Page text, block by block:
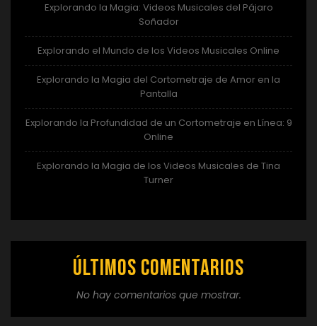
Explorando la Magia: Videos Musicales del Pájaro
Soñador
Explorando el Mundo de los Videos Musicales Online
Explorando la Magia del Cortometraje de Amor en la
Pantalla
Explorando la Profundidad de un Cortometraje en Línea: 9
Online
Explorando la Magia de los Videos Musicales de Tina
Turner
Últimos comentarios
No hay comentarios que mostrar.